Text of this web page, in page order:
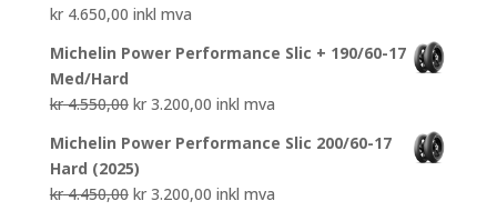
kr4.650,00 inkl mva
Michelin Power Performance Slic + 190/60-17
Med/Hard
kr4.550,00 Opprinnelig
var:
kr 4.550,00.
kr3.200,00Nåværende
er:
inkl mva
Michelin Power Performance Slic 200/60-17
Hard (2025)
kr4.450,00 Opprinnelig
kr3.200,00Nåværende
inkl mva